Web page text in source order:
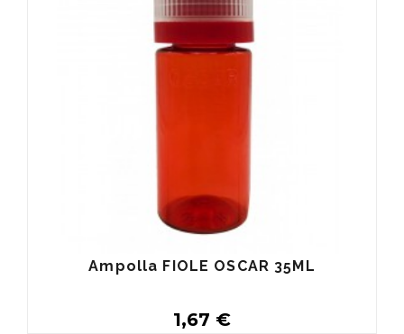
Ampolla FIOLE OSCAR 35ML
1,67 €